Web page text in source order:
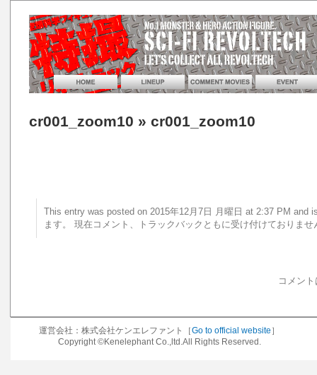
cr001_zoom10 » cr001_zoom10
This entry was posted on 2015年12月7日 月曜日 at 2:37 PM
ます。 現在コメント、トラックバックともに受け付けておりませ
コメン
運営会社：株式会社ケンエレファント［Go to official website ］
Copyright ©Kenelephant Co.,ltd.All Rights Reserved.